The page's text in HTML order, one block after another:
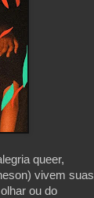
queer,
vivem suas
ou do